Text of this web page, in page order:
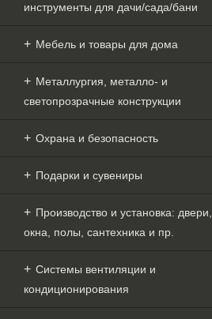
инструменты для дачи/сада/бани
Мебель и товары для дома
Металлургия, металло- и
светопрозрачные конструкции
Охрана и безопасность
Подарки и сувениры
Производство и установка: двери,
окна, полы, сантехника и пр.
Системы вентиляции и
кондиционирования